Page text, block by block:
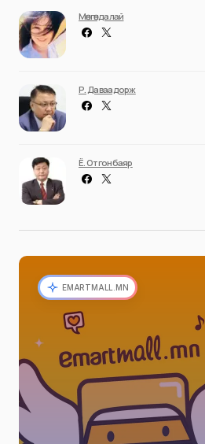
Мөнгөндалай
Р. Даваадорж
Ё. Отгонбаяр
EMARTMALL.MN